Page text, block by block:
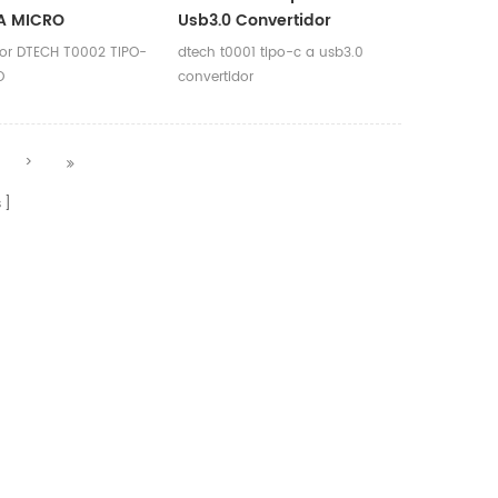
es más clara y
pro y otros dispositivos de tipo
c
MICRO
DTECH T0002 TIPO-
Usb3.0 Convertidor
dtech t0001 tipo-c a usb3.0
convertidor
>